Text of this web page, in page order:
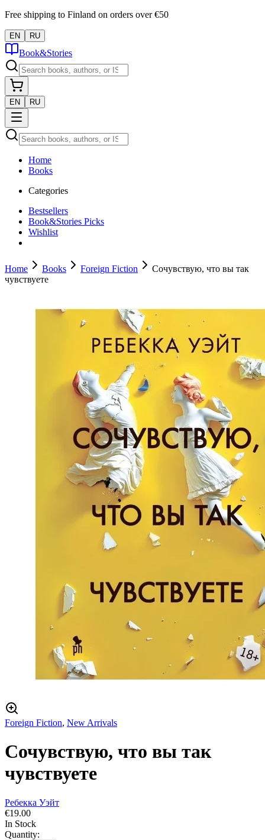
Free shipping to Finland on orders over €50
EN RU
Book&Stories
EN RU
Home
Books
Categories
Bestsellers
Book&Stories Picks
Wishlist
Home Books Foreign Fiction
Сочувствую, что вы так
чувствуете
Foreign Fiction, New Arrivals
Сочувствую, что вы так
чувствуете
Ребекка Уэйт
€19.00
In Stock
Quantity: